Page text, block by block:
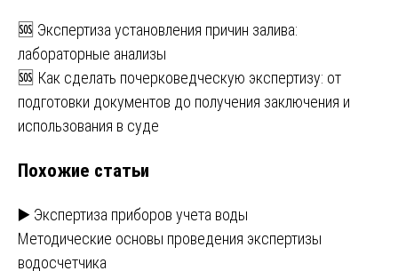
Навигация
по
записям
🆘 Экспертиза установления причин залива:
лабораторные анализы
🆘 Как сделать почерковедческую экспертизу: от
подготовки документов до получения заключения и
использования в суде
Похожие статьи
▶️ Экспертиза приборов учета воды
Методические основы проведения экспертизы
водосчетчика